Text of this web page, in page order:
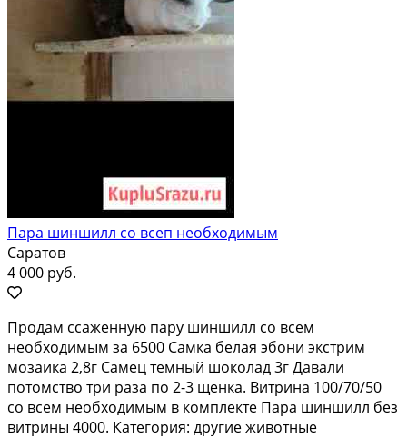
Пара шиншилл со всеп необходимым
Саратов
4 000 руб.
Продам ссаженную пару шиншилл со всем
необходимым за 6500 Самка белая эбони экстрим
мозаика 2,8г Самец темный шоколад 3г Давали
потомство три раза по 2-3 щенка. Витрина 100/70/50
со всем необходимым в комплекте Пара шиншилл без
витрины 4000. Категория: другие животные